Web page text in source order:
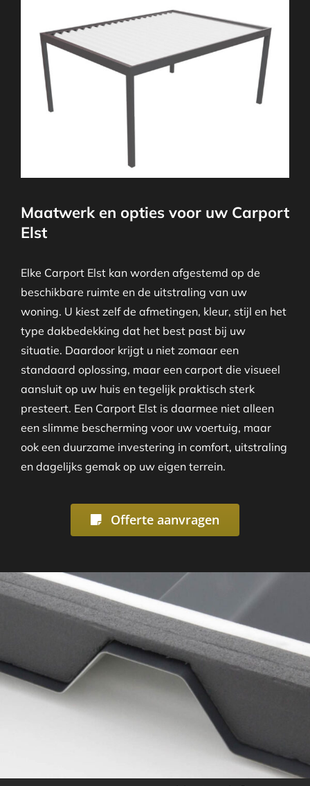
Maatwerk en opties voor uw Carport
Elst
Elke Carport Elst kan worden afgestemd op de
beschikbare ruimte en de uitstraling van uw
woning. U kiest zelf de afmetingen, kleur, stijl en het
type dakbedekking dat het best past bij uw
situatie. Daardoor krijgt u niet zomaar een
standaard oplossing, maar een carport die visueel
aansluit op uw huis en tegelijk praktisch sterk
presteert. Een Carport Elst is daarmee niet alleen
een slimme bescherming voor uw voertuig, maar
ook een duurzame investering in comfort, uitstraling
en dagelijks gemak op uw eigen terrein.
Offerte aanvragen